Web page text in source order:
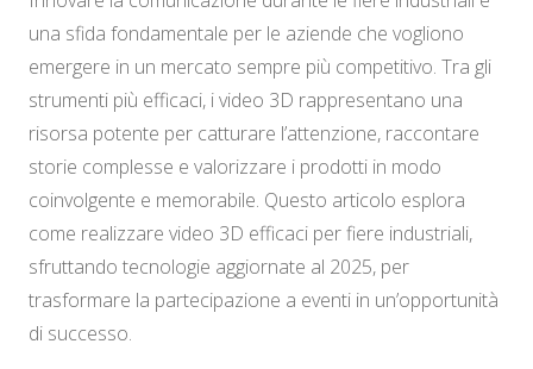
una sfida fondamentale per le aziende che vogliono
emergere in un mercato sempre più competitivo. Tra gli
strumenti più efficaci, i video 3D rappresentano una
risorsa potente per catturare l’attenzione, raccontare
storie complesse e valorizzare i prodotti in modo
coinvolgente e memorabile. Questo articolo esplora
come realizzare video 3D efficaci per fiere industriali,
sfruttando tecnologie aggiornate al 2025, per
trasformare la partecipazione a eventi in un’opportunità
di successo.